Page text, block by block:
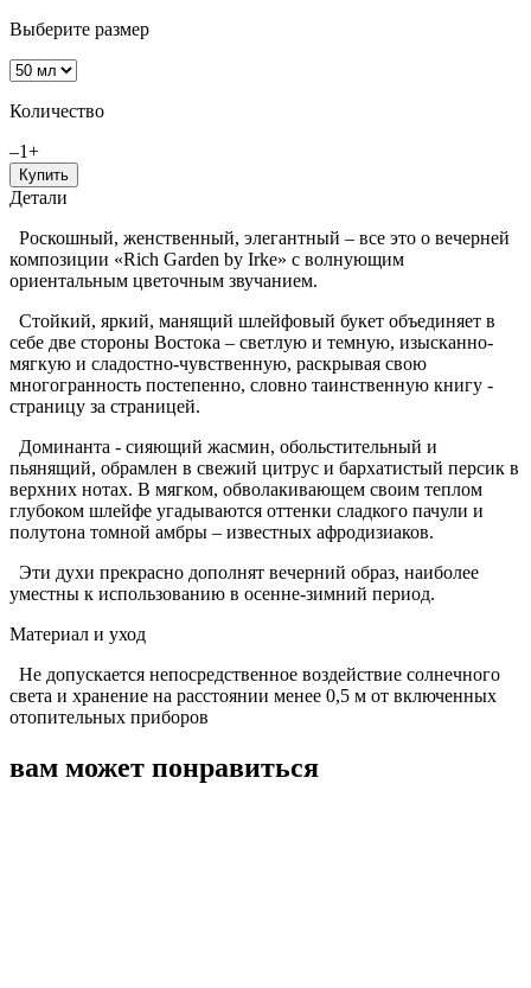
Выберите размер
Количество
–1+
Купить
Детали
Роскошный, женственный, элегантный – все это о вечерней
композиции «Rich Garden by Irke» с волнующим
ориентальным цветочным звучанием.
Стойкий, яркий, манящий шлейфовый букет объединяет в
себе две стороны Востока – светлую и темную, изысканно-
мягкую и сладостно-чувственную, раскрывая свою
многогранность постепенно, словно таинственную книгу -
страницу за страницей.
Доминанта - сияющий жасмин, обольстительный и
пьянящий, обрамлен в свежий цитрус и бархатистый персик в
верхних нотах. В мягком, обволакивающем своим теплом
глубоком шлейфе угадываются оттенки сладкого пачули и
полутона томной амбры – известных афродизиаков.
Эти духи прекрасно дополнят вечерний образ, наиболее
уместны к использованию в осенне-зимний период.
Материал и уход
Не допускается непосредственное воздействие солнечного
света и хранение на расстоянии менее 0,5 м от включенных
отопительных приборов
вам может понравиться